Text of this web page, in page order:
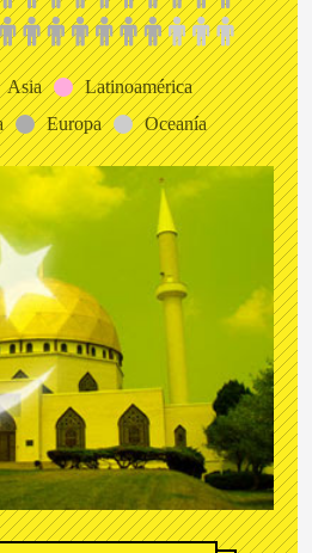
Asia
Latinoamérica
Europa Oceanía